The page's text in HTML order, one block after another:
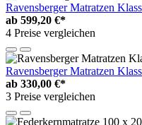
Ravensberger Matratzen
ab 599,20 €*
4 Preise vergleichen
Ravensberger Matratzen
ab 330,00 €*
3 Preise vergleichen